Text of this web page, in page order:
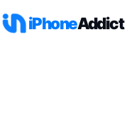
iPhoneAddict